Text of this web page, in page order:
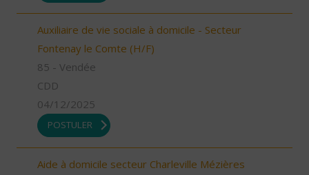
Auxiliaire de vie sociale à domicile - Secteur
Fontenay le Comte (H/F)
85 - Vendée
CDD
04/12/2025
POSTULER
Aide à domicile secteur Charleville Mézières